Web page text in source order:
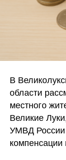
В
области
местного
Великие
УМВД России